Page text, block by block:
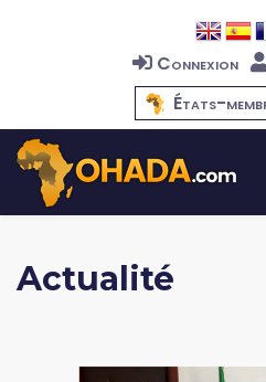
Connexion
États-
Actualité